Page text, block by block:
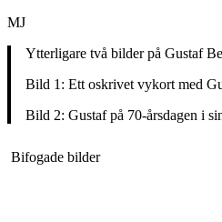
MJ
Ytterligare två bilder på Gustaf
Bild 1: Ett oskrivet vykort med
Bild 2: Gustaf på 70-årsdagen i
Bifogade bilder